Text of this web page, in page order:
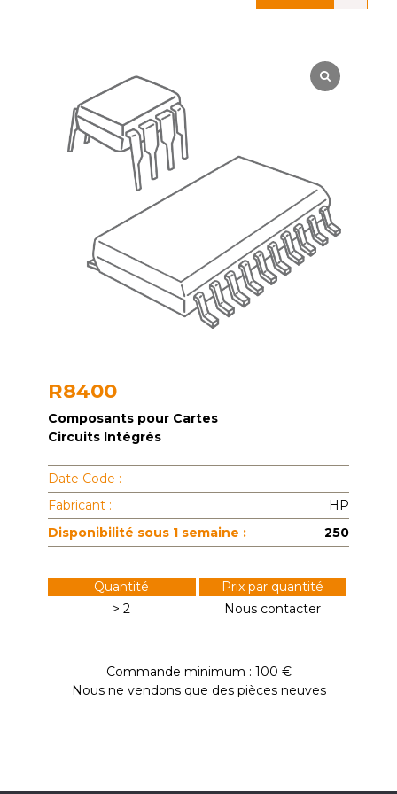
R8400
Composants pour Cartes
Circuits Intégrés
Date Code :
Fabricant :
HP
Disponibilité sous 1 semaine :
250
Quantité
Prix par quantité
> 2
Nous contacter
Commande minimum : 100 €
Nous ne vendons que des pièces neuves